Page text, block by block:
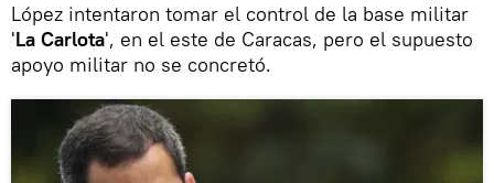
López intentaron tomar el control de la base militar
'La Carlota', en el este de Caracas, pero el supuesto
apoyo militar no se concretó.